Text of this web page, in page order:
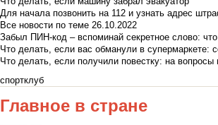
Для начала позвонить на 112 и узнать адрес
Все новости по теме 26.10.2022
Забыл ПИН-код – вспоминай секретное слово:
Что делать, если вас обманули в супермаркете:
Что делать, если получили повестку: на
спортклуб
Главное в стране